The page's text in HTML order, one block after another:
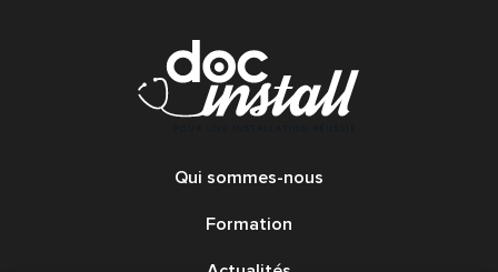
Qui sommes-nous
Formation